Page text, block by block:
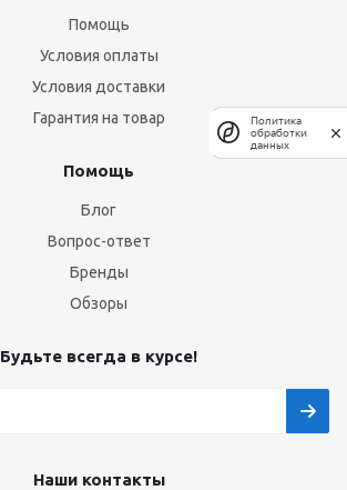
Помощь
Условия оплаты
Условия доставки
Гарантия на товар
Помощь
Блог
Вопрос-ответ
Бренды
Обзоры
Будьте всегда в курсе!
Наши контакты
Политика
обработки
данных